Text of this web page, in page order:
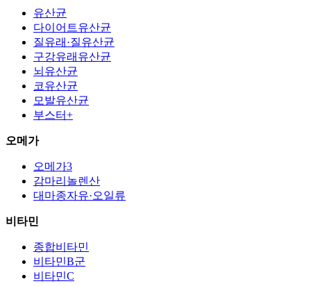
유산균
다이어트유산균
질유래·질유산균
구강유래유산균
뇌유산균
코유산균
모발유산균
부스터+
오메가
오메가3
감마리놀렌산
대마종자유·오일류
비타민
종합비타민
비타민B군
비타민C